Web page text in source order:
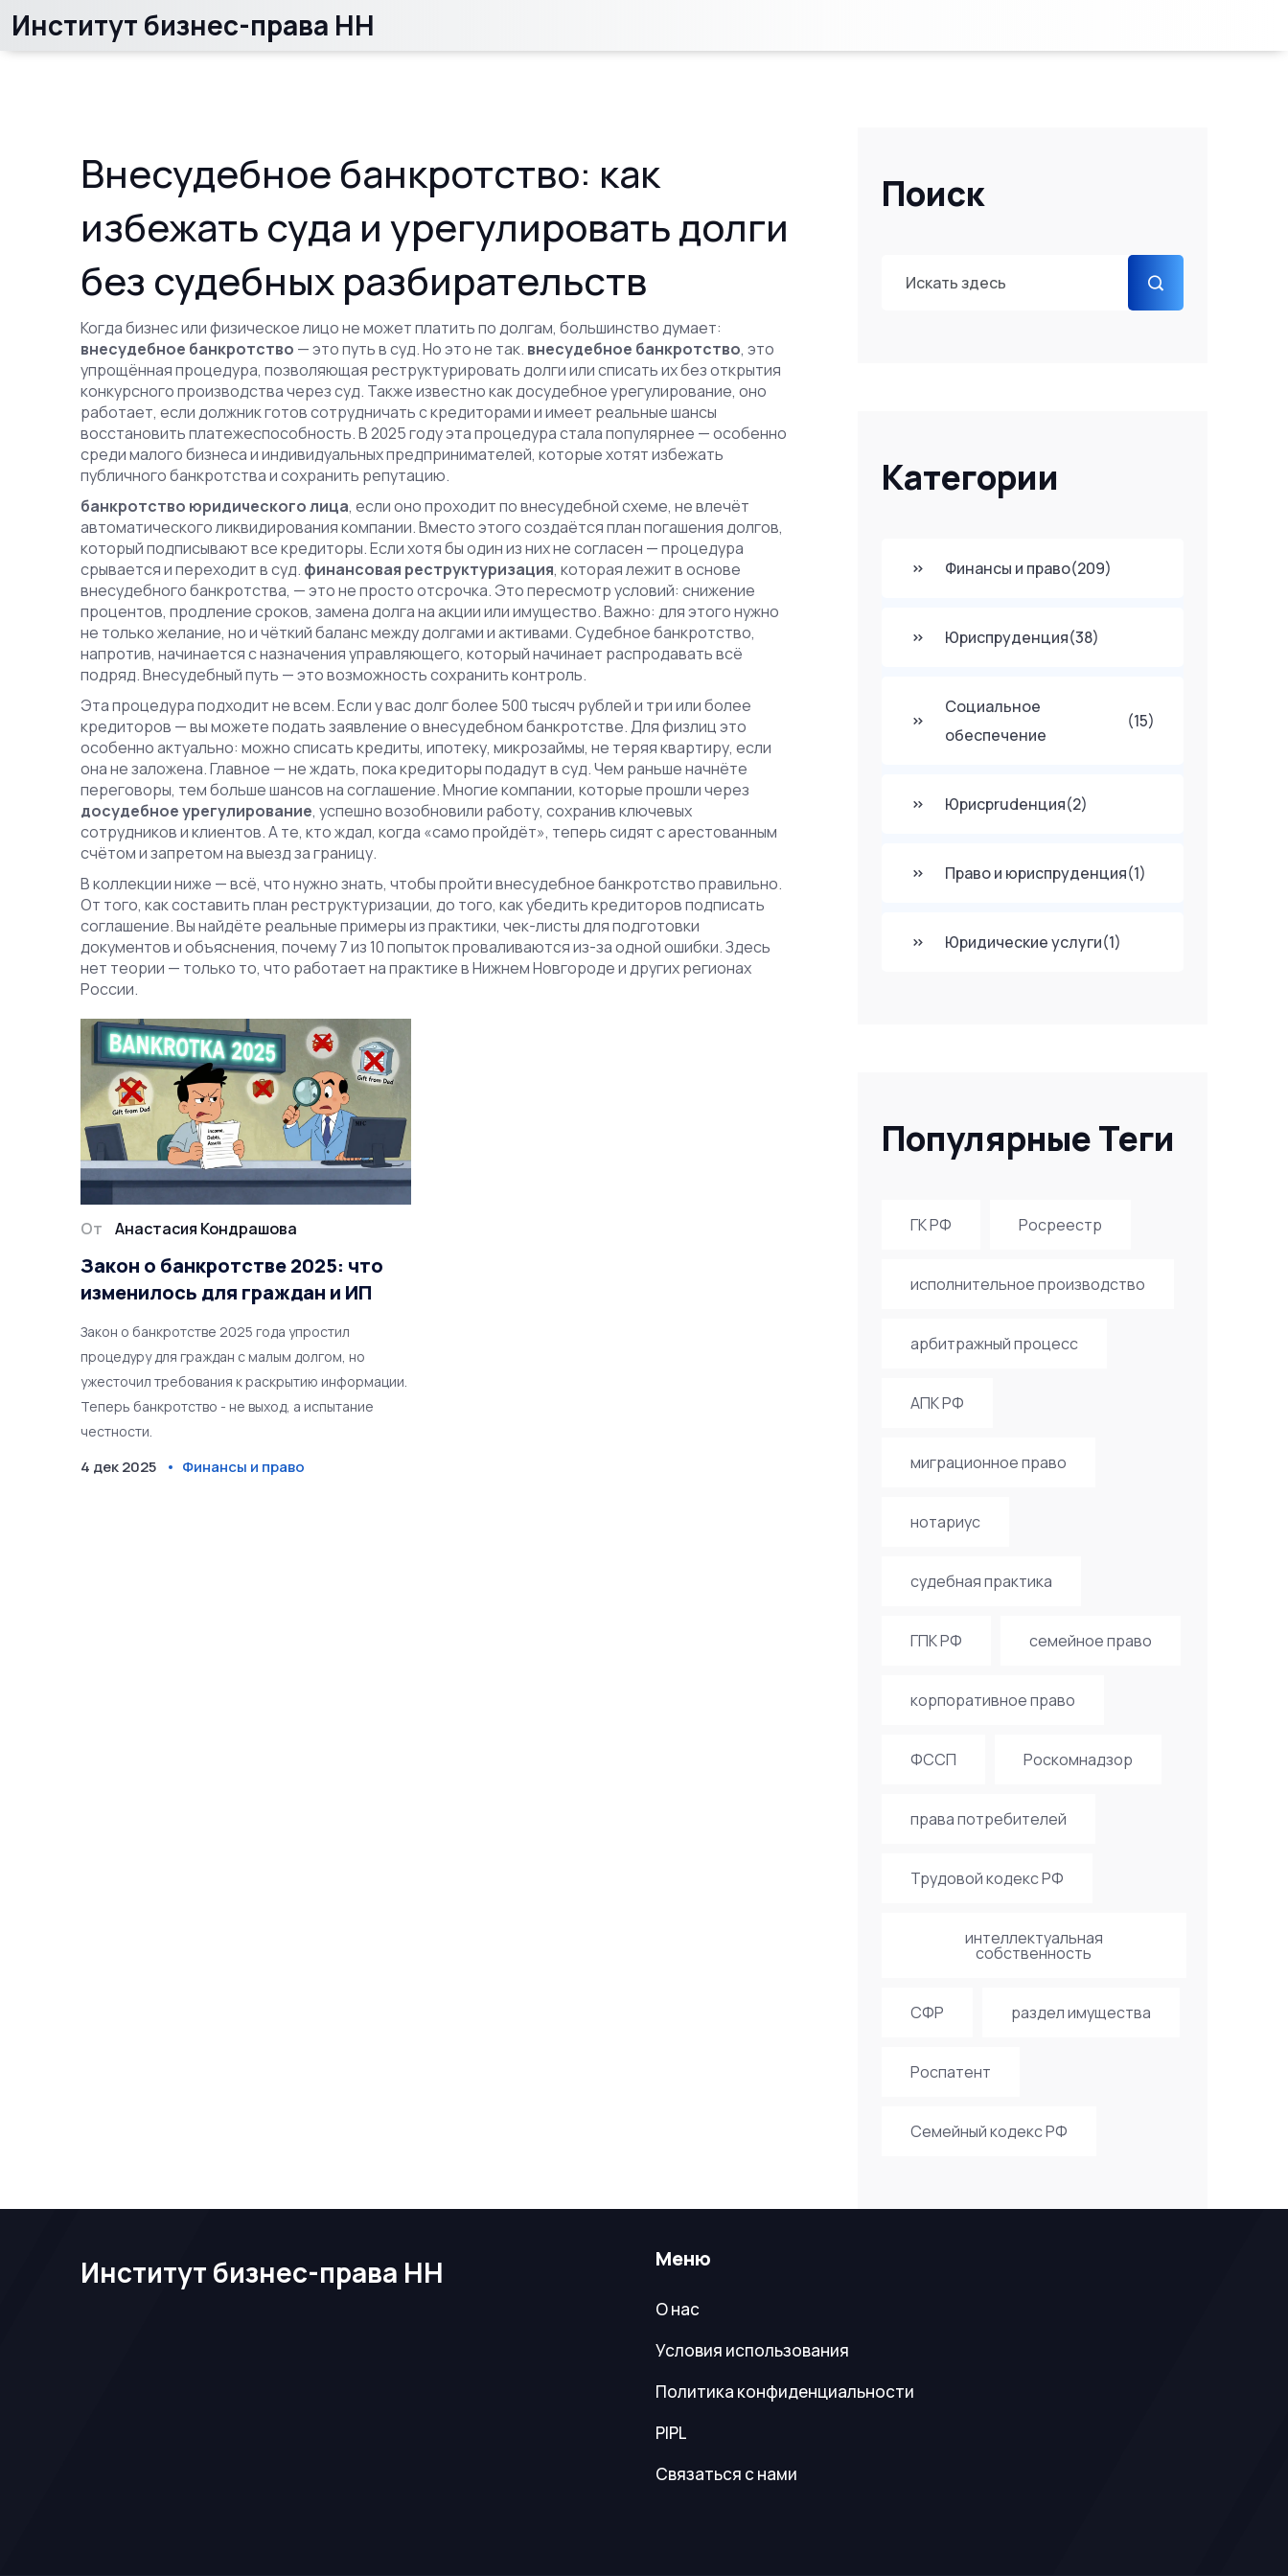
Институт бизнес-права НН
Поиск
Категории
Финансы и право(209)
Юриспруденция(38)
Социальное
обеспечение
(15)
Юрисprudенция(2)
Право и юриспруденция(1)
Юридические услуги(1)
Популярные Теги
ГК РФ Росреестр
исполнительное производство
арбитражный процесс
АПК РФ
миграционное право
нотариус
судебная практика
ГПК РФ семейное право
корпоративное право
ФССП Роскомнадзор
права потребителей
Трудовой кодекс РФ
интеллектуальная
собственность
СФР раздел имущества
Роспатент
Семейный кодекс РФ
Внесудебное банкротство: как
избежать суда и урегулировать долги
без судебных разбирательств
Когда бизнес или физическое лицо не может платить по долгам, большинство думает:
внесудебное банкротство — это путь в суд. Но это не так. внесудебное банкротство,это
упрощённая процедура, позволяющая реструктурировать долги или списать их без открытия
конкурсного производства через суд. Также известно какдосудебное урегулирование, оно
работает, если должник готов сотрудничать с кредиторами и имеет реальные шансы
восстановить платежеспособность. В 2025 году эта процедура стала популярнее — особенно
среди малого бизнеса и индивидуальных предпринимателей, которые хотят избежать
публичного банкротства и сохранить репутацию.
банкротство юридического лица,если оно проходит по внесудебной схеме, не влечёт
автоматического ликвидирования компании. Вместо этого создаётся план погашения долгов,
который подписывают все кредиторы. Если хотя бы один из них не согласен — процедура
срывается и переходит в суд. финансовая реструктуризация,которая лежит в основе
внесудебного банкротства, — это не просто отсрочка. Это пересмотр условий: снижение
процентов, продление сроков, замена долга на акции или имущество. Важно: для этого нужно
не только желание, но и чёткий баланс между долгами и активами. Судебное банкротство,
напротив, начинается с назначения управляющего, который начинает распродавать всё
подряд. Внесудебный путь — это возможность сохранить контроль.
Эта процедура подходит не всем. Если у вас долг более 500 тысяч рублей и три или более
кредиторов — вы можете подать заявление о внесудебном банкротстве. Для физлиц это
особенно актуально: можно списать кредиты, ипотеку, микрозаймы, не теряя квартиру, если
она не заложена. Главное — не ждать, пока кредиторы подадут в суд. Чем раньше начнёте
переговоры, тем больше шансов на соглашение. Многие компании, которые прошли через
досудебное урегулирование,успешно возобновили работу, сохранив ключевых
сотрудников и клиентов. А те, кто ждал, когда «само пройдёт», теперь сидят с арестованным
счётом и запретом на выезд за границу.
В коллекции ниже — всё, что нужно знать, чтобы пройти внесудебное банкротство правильно.
От того, как составить план реструктуризации, до того, как убедить кредиторов подписать
соглашение. Вы найдёте реальные примеры из практики, чек-листы для подготовки
документов и объяснения, почему 7 из 10 попыток проваливаются из-за одной ошибки. Здесь
нет теории — только то, что работает на практике в Нижнем Новгороде и других регионах
России.
От Анастасия Кондрашова
Закон о банкротстве 2025: что
изменилось для граждан и ИП
Закон о банкротстве 2025 года упростил
процедуру для граждан с малым долгом, но
ужесточил требования к раскрытию информации.
Теперь банкротство - не выход, а испытание
честности.
4 дек 2025 Финансы и право
Институт бизнес-права НН Меню
О нас
Условия использования
Политика конфиденциальности
PIPL
Связаться с нами